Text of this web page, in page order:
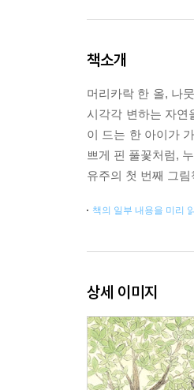
책소개
머리카락 한 올, 나
시각각 변하는 자연
이 드는 한 아이가
쁘게 핀 풀꽃처럼,
유주의 첫 번째 그림
책의 일부 내용을 미리
상세 이미지